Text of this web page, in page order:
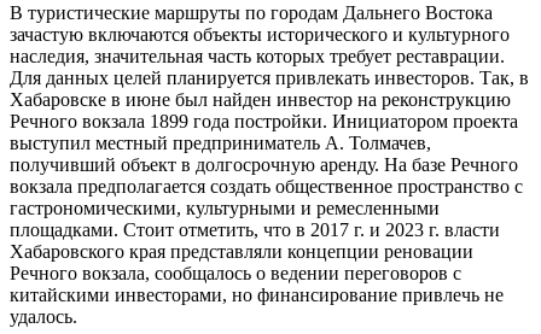
В туристические маршруты по городам Дальнего Востока
зачастую включаются объекты исторического и культурного
наследия, значительная часть которых требует реставрации.
Для данных целей планируется привлекать инвесторов. Так, в
Хабаровске в июне был найден инвестор на реконструкцию
Речного вокзала 1899 года постройки. Инициатором проекта
выступил местный предприниматель А. Толмачев,
получивший объект в долгосрочную аренду. На базе Речного
вокзала предполагается создать общественное пространство с
гастрономическими, культурными и ремесленными
площадками. Стоит отметить, что в 2017 г. и 2023 г. власти
Хабаровского края представляли концепции реновации
Речного вокзала, сообщалось о ведении переговоров с
китайскими инвесторами, но финансирование привлечь не
удалось.